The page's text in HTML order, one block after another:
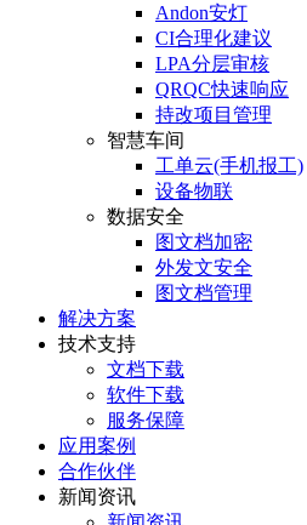
Andon安灯
CI合理化建议
LPA分层审核
QRQC快速响应
持改项目管理
智慧车间
工单云(手机报工)
设备物联
数据安全
图文档加密
外发文安全
图文档管理
解决方案
技术支持
文档下载
软件下载
服务保障
应用案例
合作伙伴
新闻资讯